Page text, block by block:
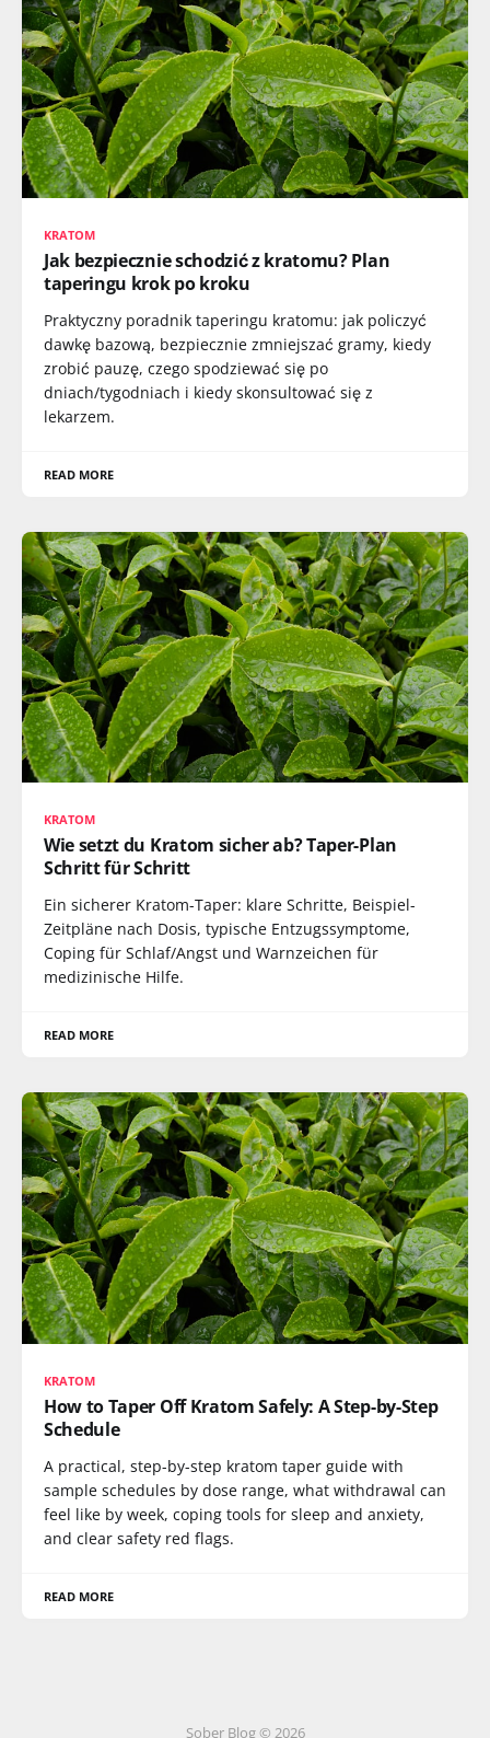
KRATOM
Jak bezpiecznie schodzić z kratomu? Plan
taperingu krok po kroku
Praktyczny poradnik taperingu kratomu: jak policzyć
dawkę bazową, bezpiecznie zmniejszać gramy, kiedy
zrobić pauzę, czego spodziewać się po
dniach/tygodniach i kiedy skonsultować się z
lekarzem.
READ MORE
KRATOM
Wie setzt du Kratom sicher ab? Taper-Plan
Schritt für Schritt
Ein sicherer Kratom-Taper: klare Schritte, Beispiel-
Zeitpläne nach Dosis, typische Entzugssymptome,
Coping für Schlaf/Angst und Warnzeichen für
medizinische Hilfe.
READ MORE
KRATOM
How to Taper Off Kratom Safely: A Step-by-Step
Schedule
A practical, step-by-step kratom taper guide with
sample schedules by dose range, what withdrawal can
feel like by week, coping tools for sleep and anxiety,
and clear safety red flags.
READ MORE
Sober Blog © 2026